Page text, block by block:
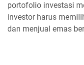
portofolio investasi
investor harus
dan menjual emas